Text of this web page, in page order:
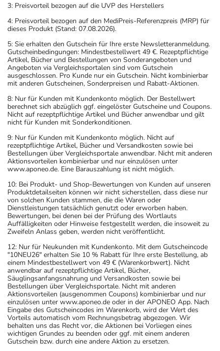
3: Preisvorteil bezogen auf die UVP des Herstellers
4: Preisvorteil bezogen auf den MediPreis-Referenzpreis (MRP) für
dieses Produkt (Stand: 07.08.2026).
5: Sie erhalten den Gutschein für Ihre erste Newsletteranmeldung.
Gutscheinbedingungen: Mindestbestellwert 49 €. Rezeptpflichtige
Artikel, Bücher und Bestellungen von Sonderangeboten und
Angeboten via Vergleichsportalen sind vom Gutschein
ausgeschlossen. Pro Kunde nur ein Gutschein. Nicht kombinierbar
mit anderen Gutscheinen, Sonderpreisen und Rabatt-Aktionen.
8: Nur für Kunden mit Kundenkonto möglich. Der Bestellwert
berechnet sich abzüglich ggf. eingelöster Gutscheine und Coupons.
Nicht auf rezeptpflichtige Artikel und Bücher anwendbar und gilt
nicht für Kunden mit Sonderkonditionen.
9: Nur für Kunden mit Kundenkonto möglich. Nicht auf
rezeptpflichtige Artikel, Bücher und Versandkosten sowie bei
Bestellungen über Vergleichsportale anwendbar. Nicht mit anderen
Aktionsvorteilen kombinierbar und nur einzulösen unter
www.aponeo.de. Eine Barauszahlung ist nicht möglich.
10: Bei Produkt- und Shop-Bewertungen von Kunden auf unseren
Produktdetailseiten können wir nicht sicherstellen, dass diese nur
von solchen Kunden stammen, die die Waren oder
Dienstleistungen tatsächlich genutzt oder erworben haben.
Bewertungen, bei denen bei der Prüfung des Wortlauts
Auffälligkeiten oder Hinweise festgestellt werden, die insoweit zu
Zweifeln Anlass geben, werden nicht veröffentlicht.
12: Nur für Neukunden mit Kundenkonto. Mit dem Gutscheincode
"10NEU26" erhalten Sie 10 % Rabatt für Ihre erste Bestellung, ab
einem Mindestbestellwert von 49 € (Warenkorbwert). Nicht
anwendbar auf rezeptpflichtige Artikel, Bücher,
Säuglingsanfangsnahrung und Versandkosten sowie bei
Bestellungen über Vergleichsportale. Nicht mit anderen
Aktionsvorteilen (ausgenommen Coupons) kombinierbar und nur
einzulösen unter www.aponeo.de oder in der APONEO App. Nach
Eingabe des Gutscheincodes im Warenkorb, wird der Wert des
Vorteils automatisch vom Rechnungsbetrag abgezogen. Wir
behalten uns das Recht vor, die Aktionen bei Vorliegen eines
wichtigen Grundes zu beenden oder ggf. mit einem anderen
Gutschein bzw. durch eine andere Aktion zu ersetzen.